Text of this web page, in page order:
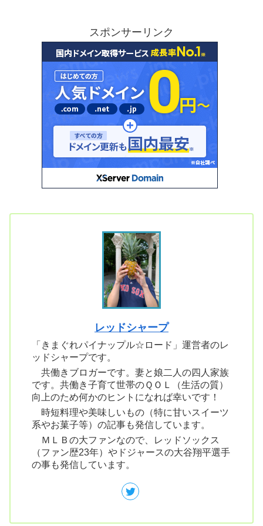
スポンサーリンク
レッドシャープ
「きまぐれパイナップル☆ロード」運営者のレ
ッドシャープです。
共働きブロガーです。妻と娘二人の四人家族
です。共働き子育て世帯のＱＯＬ（生活の質）
向上のため何かのヒントになれば幸いです！
時短料理や美味しいもの（特に甘いスイーツ
系やお菓子等）の記事も発信しています。
ＭＬＢの大ファンなので、レッドソックス
（ファン歴23年）やドジャースの大谷翔平選手
の事も発信しています。